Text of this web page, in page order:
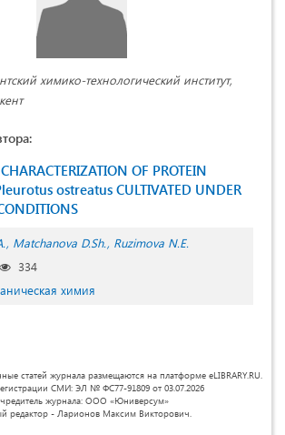
химико-технологический институт,
OF PROTEIN
ostreatus CULTIVATED UNDER
Matchanova D.Sh. Ruzimova N.E.
334
химия
статей журнала размещаются на платформе eLIBRARY.RU.
СМИ: ЭЛ № ФС77-91809 от 03.07.2026
журнала: ООО «Юниверсум»
редактор - Ларионов Максим Викторович.